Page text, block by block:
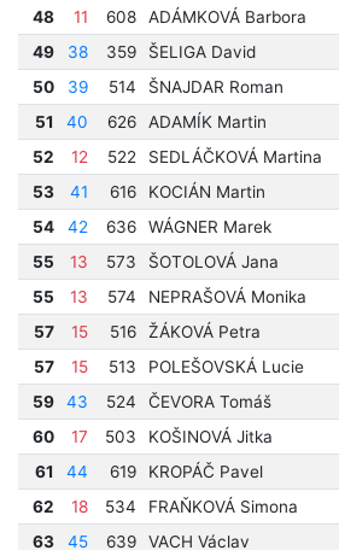
48
11 608 ADÁMKOVÁ Barbora
49
38 359 ŠELIGA David
50
39 514 ŠNAJDAR Roman
51
40 626 ADAMÍK Martin
52
12 522 SEDLÁČKOVÁ Martina
53
41 616 KOCIÁN Martin
54
42 636 WÁGNER Marek
55
13 573 ŠOTOLOVÁ Jana
55
13 574 NEPRAŠOVÁ Monika
57
15 516 ŽÁKOVÁ Petra
57
15 513 POLEŠOVSKÁ Lucie
59
43 524 ČEVORA Tomáš
60
17 503 KOŠINOVÁ Jitka
61
44 619 KROPÁČ Pavel
62
18 534 FRAŇKOVÁ Simona
63
45 639 VACH Václav